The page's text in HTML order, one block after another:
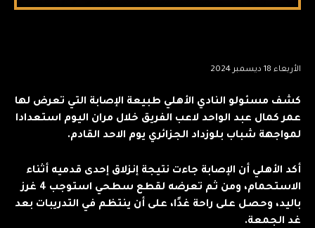
الأربعاء 18 ديسمبر 2024
كشف مسئولو النادي الأهلي طبيعة الإصابة التي تعرض لها
عمر كمال عبد الواحد لاعب الفريق خلال مران اليوم استعدادا
لمواجهة شباب بلوزداد الجزائري يوم الاحد القادم.
أكد الأهلي أن الإصابة جاءت نتيجة إنزلاق إحدى قدميه أثناء
الاستحمام، ومن ثم تعرضه لقطع سطحي استوجب 4 غرز
باليد، وحصل على راحة غدًا، على أن ينتظم في التدريبات بعد
غد الجمعة.